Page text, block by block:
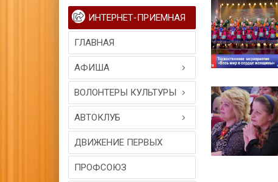
ИНТЕРНЕТ-ПРИЕМНАЯ
ГЛАВНАЯ
АФИША
ВОЛОНТЕРЫ КУЛЬТУРЫ
АВТОКЛУБ
ДВИЖЕНИЕ ПЕРВЫХ
ПРОФСОЮЗ